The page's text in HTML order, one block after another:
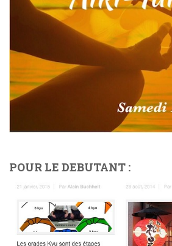
POUR LE DEBUTANT :